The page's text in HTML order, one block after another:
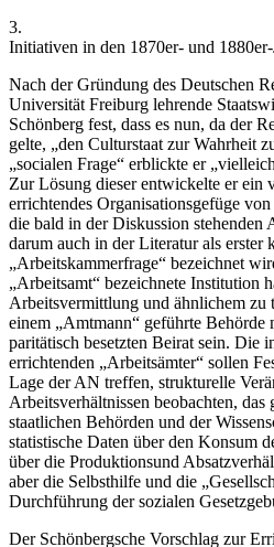
3.
Initiativen in den 1870er- und 1880er-
Nach der Gründung des Deutschen
Universität Freiburg lehrende
Schönberg fest, dass es nun, da der
gelte, „den Culturstaat zur Wahrheit
„socialen Frage“ erblickte er „
Zur Lösung dieser entwickelte er ein
errichtendes Organisationsgefüge
die bald in der Diskussion stehenden
darum auch in der Literatur als erster
„Arbeitskammerfrage“ bezeichnet
„Arbeitsamt“ bezeichnete Institution
Arbeitsvermittlung und ähnlichem zu
einem „Amtmann“ geführte
paritätisch besetzten Beirat sein. Die
errichtenden „Arbeitsämter“ sollen
Lage der AN treffen, strukturelle
Arbeitsverhältnissen beobachten, das
staatlichen Behörden und der
statistische Daten über den Konsum
über die Produktionsund
aber die Selbsthilfe und die
Durchführung der sozialen
Der Schönbergsche Vorschlag zur